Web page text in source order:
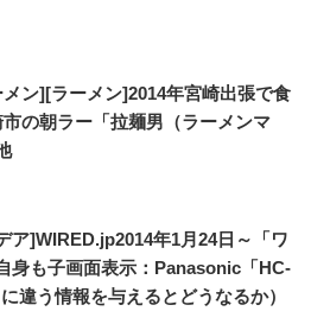
ン][ラーメン]2014年宮崎出張で食
の朝ラー「拉麺男（ラーメンマ
ア]WIRED.jp2014年1月24日～「ワ
身も子画面表示：Panasonic「HC-
違う情報を与えるとどうなるか）